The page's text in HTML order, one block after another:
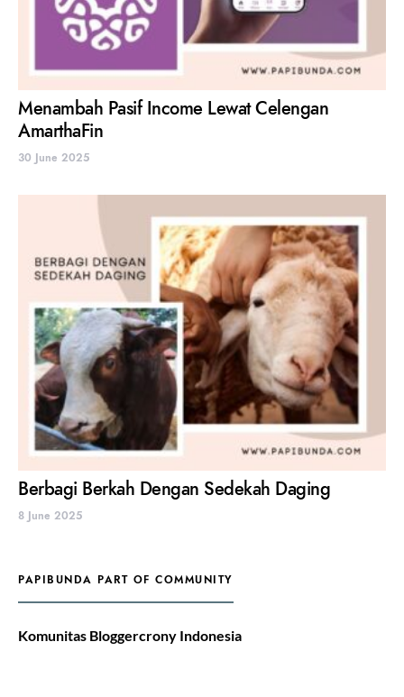
Menambah Pasif Income Lewat Celengan
AmarthaFin
30 June 2025
Berbagi Berkah Dengan Sedekah Daging
8 June 2025
PAPIBUNDA PART OF COMMUNITY
Komunitas Bloggercrony Indonesia